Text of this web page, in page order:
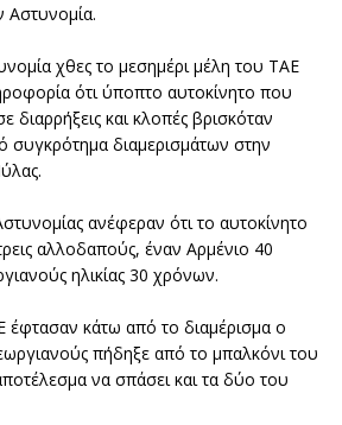
χθες το μεσημέρι μέλη του ΤΑΕ
ότι ύποπτο αυτοκίνητο που
διαρρήξεις και κλοπές βρισκόταν
διαμερισμάτων στην
ανέφεραν ότι το αυτοκίνητο
αλλοδαπούς, έναν Αρμένιο 40
ηλικίας 30 χρόνων.
κάτω από το διαμέρισμα ο
πήδηξε από το μπαλκόνι του
να σπάσει και τα δύο του